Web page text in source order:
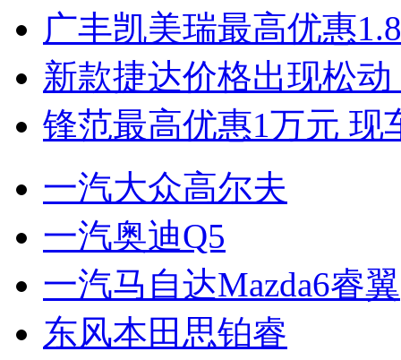
广丰凯美瑞最高优惠
新款捷达价格出现松
锋范最高优惠1万元 现
一汽大众高尔夫
一汽奥迪Q5
一汽马自达Mazda6睿翼
东风本田思铂睿